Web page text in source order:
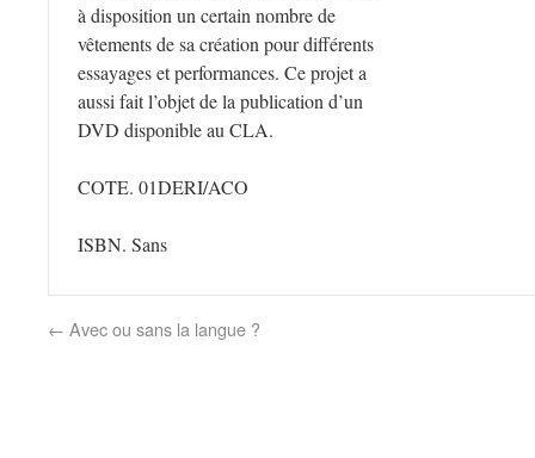
à disposition un certain nombre de
vêtements de sa création pour différents
essayages et performances. Ce projet a
aussi fait l’objet de la publication d’un
DVD disponible au CLA.
COTE. 01DERI/ACO
ISBN. Sans
← Avec ou sans la langue ?